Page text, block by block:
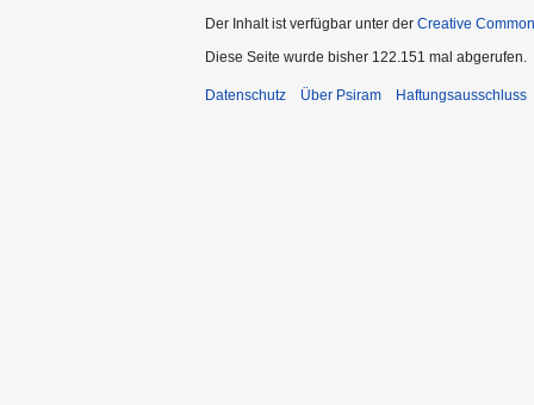
Der Inhalt ist verfügbar unter der Creative
Diese Seite wurde bisher 122.151 mal abgerufen.
Datenschutz Über Psiram Haftungsausschluss